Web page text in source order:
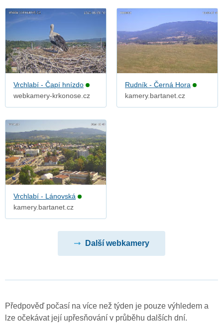
Vrchlabí - Čapí hnízdo
webkamery-krkonose.cz
Rudník - Černá Hora
kamery.bartanet.cz
Vrchlabí - Lánovská
kamery.bartanet.cz
Další webkamery
Předpověď počasí na více než týden je pouze výhledem a
lze očekávat její upřesňování v průběhu dalších dní.